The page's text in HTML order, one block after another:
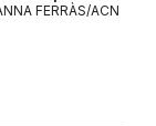
FERRÀS/ACN